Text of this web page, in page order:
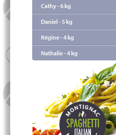
Cathy - 6 kg
Daniel - 5 kg
Régine - 4 kg
Nathalie - 4 kg